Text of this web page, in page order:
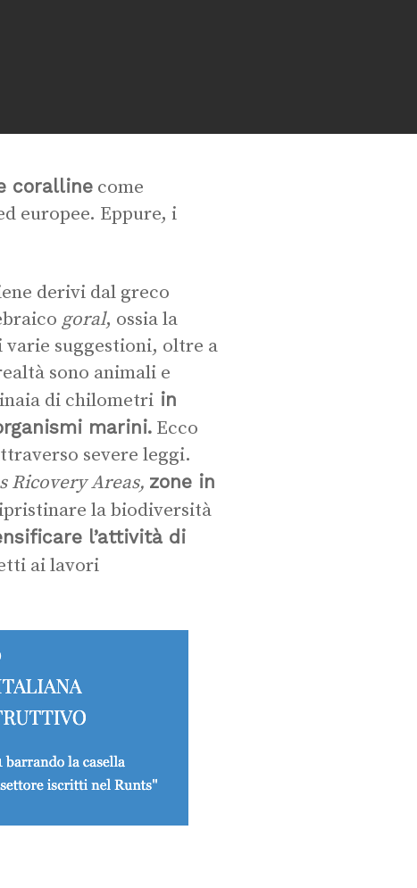
coralline come
europee. Eppure, i
derivi dal greco
goral, ossia la
suggestioni, oltre a
sono animali e
di chilometri in
marini. Ecco
severe leggi.
Ricovery Areas, zone in
la biodiversità
l’attività di
ai lavori